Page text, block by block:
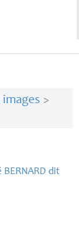
>
BERNARD dit